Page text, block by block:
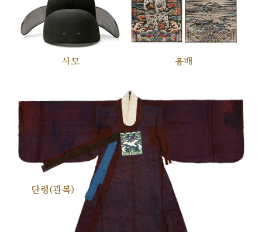
사모 흉배
단령(관복)